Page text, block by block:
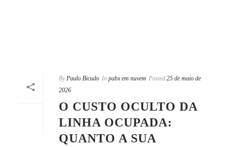
By Paulo Bicudo In pabx em nuvem Posted 25 de maio de
2026
O CUSTO OCULTO DA
LINHA OCUPADA:
QUANTO A SUA